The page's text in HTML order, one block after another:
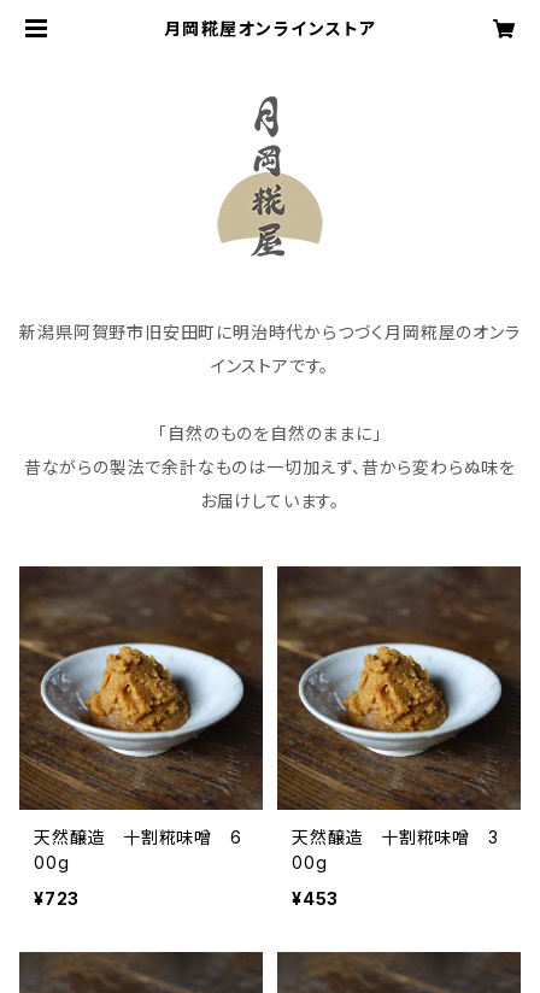
月岡糀屋オンラインストア
新潟県阿賀野市旧安田町に明治時代からつづく月岡糀屋のオンラ
インストアです。
「自然のものを自然のままに」
昔ながらの製法で余計なものは一切加えず、昔から変わらぬ味を
お届けしています。
天然醸造 十割糀味噌 6
00g
¥723
天然醸造 十割糀味噌 3
00g
¥453